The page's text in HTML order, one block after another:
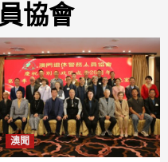
協會
澳聞